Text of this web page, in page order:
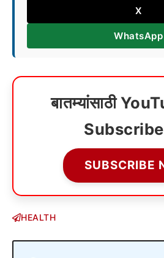
X
WhatsApp
बातम्यांसाठी
Subscribe
SUBSCRIBE
HEALTH